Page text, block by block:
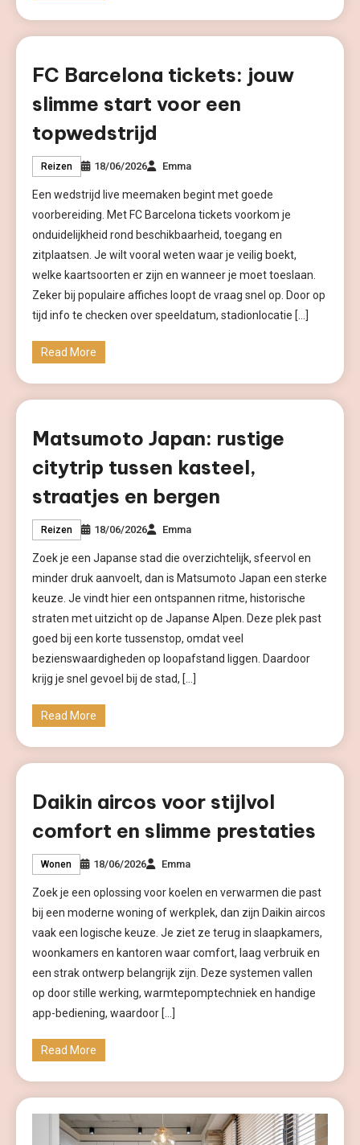
FC Barcelona tickets: jouw
slimme start voor een
topwedstrijd
Reizen 18/06/2026 Emma
Een wedstrijd live meemaken begint met goede
voorbereiding. Met FC Barcelona tickets voorkom je
onduidelijkheid rond beschikbaarheid, toegang en
zitplaatsen. Je wilt vooral weten waar je veilig boekt,
welke kaartsoorten er zijn en wanneer je moet toeslaan.
Zeker bij populaire affiches loopt de vraag snel op. Door op
tijd info te checken over speeldatum, stadionlocatie […]
Read More
Matsumoto Japan: rustige
citytrip tussen kasteel,
straatjes en bergen
Reizen 18/06/2026 Emma
Zoek je een Japanse stad die overzichtelijk, sfeervol en
minder druk aanvoelt, dan is Matsumoto Japan een sterke
keuze. Je vindt hier een ontspannen ritme, historische
straten met uitzicht op de Japanse Alpen. Deze plek past
goed bij een korte tussenstop, omdat veel
bezienswaardigheden op loopafstand liggen. Daardoor
krijg je snel gevoel bij de stad, […]
Read More
Daikin aircos voor stijlvol
comfort en slimme prestaties
Wonen 18/06/2026 Emma
Zoek je een oplossing voor koelen en verwarmen die past
bij een moderne woning of werkplek, dan zijn Daikin aircos
vaak een logische keuze. Je ziet ze terug in slaapkamers,
woonkamers en kantoren waar comfort, laag verbruik en
een strak ontwerp belangrijk zijn. Deze systemen vallen
op door stille werking, warmtepomptechniek en handige
app-bediening, waardoor […]
Read More